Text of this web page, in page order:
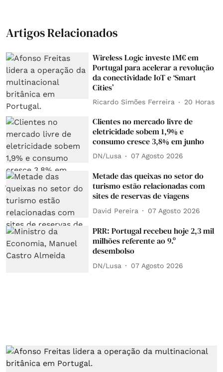
Artigos Relacionados
Wireless Logic investe 1M€ em
Portugal para acelerar a revolução
da conectividade IoT e ‘Smart
Cities’
Ricardo Simões Ferreira 20 Horas
Clientes no mercado livre de
eletricidade sobem 1,9% e
consumo cresce 3,8% em junho
DN/Lusa 07 Agosto 2026
Metade das queixas no setor do
turismo estão relacionadas com
sites de reservas de viagens
David Pereira 07 Agosto 2026
PRR: Portugal recebeu hoje 2,3 mil
milhões referente ao 9.º
desembolso
DN/Lusa 07 Agosto 2026